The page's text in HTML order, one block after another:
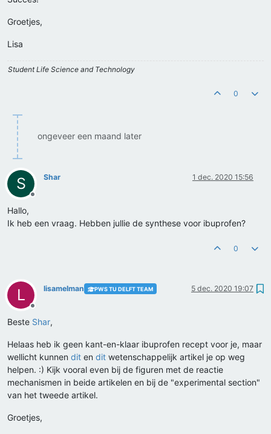
Groetjes,
Lisa
Student Life Science and Technology
0
ongeveer een maand later
S
Offline
Shar 1 dec. 2020 15:56
Hallo,
Ik heb een vraag. Hebben jullie de synthese voor ibuprofen?
0
L
Offline
lisamelman PWS TU DELFT TEAM 5 dec. 2020 19:07
Beste Shar,
Helaas heb ik geen kant-en-klaar ibuprofen recept voor je, maar
wellicht kunnen dit en dit wetenschappelijk artikel je op weg
helpen. :) Kijk vooral even bij de figuren met de reactie
mechanismen in beide artikelen en bij de "experimental section"
van het tweede artikel.
Groetjes,